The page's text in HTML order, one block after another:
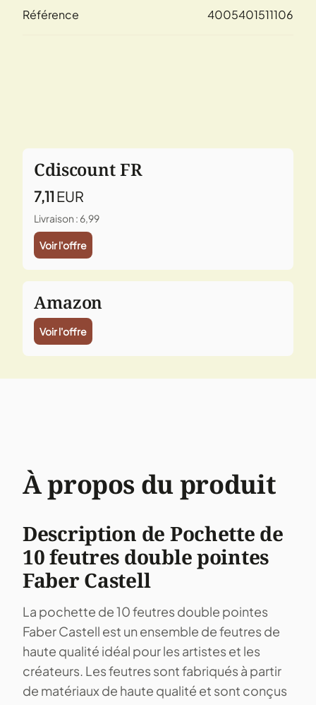
Référence 4005401511106
Cdiscount FR
7,11 EUR
Livraison : 6,99
Voir l'offre
Amazon
Voir l'offre
À propos du produit
Description de Pochette de
10 feutres double pointes
Faber Castell
La pochette de 10 feutres double pointes
Faber Castell est un ensemble de feutres de
haute qualité idéal pour les artistes et les
créateurs. Les feutres sont fabriqués à partir
de matériaux de haute qualité et sont conçus